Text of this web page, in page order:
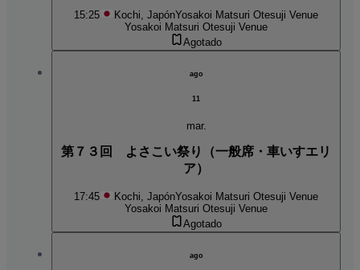
15:25 Kochi, JapónYosakoi Matsuri Otesuji Venue
Yosakoi Matsuri Otesuji Venue
Agotado
ago
11
mar.
第７３回 よさこい祭り（一般席・車いすエリ
ア）
17:45 Kochi, JapónYosakoi Matsuri Otesuji Venue
Yosakoi Matsuri Otesuji Venue
Agotado
ago